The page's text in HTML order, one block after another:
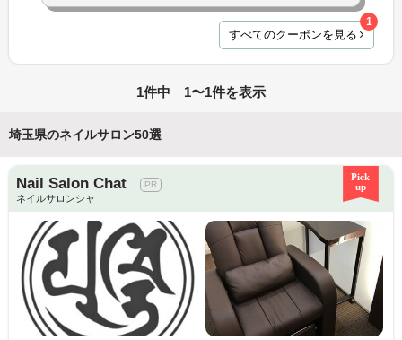
すべてのクーポンを見る
1
1件中 1〜1件を表示
埼玉県のネイルサロン50選
Nail Salon Chat
ネイルサロンシャ